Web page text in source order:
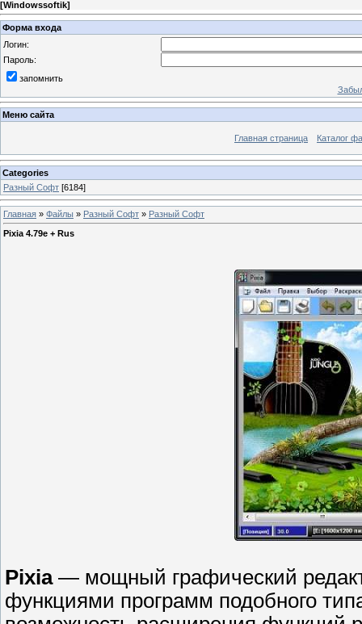
[Windowssoftik]
Форма входа
Логин:
Пароль:
запомнить
Меню сайта
Главная страница Каталог
Categories
Разный Софт [6184]
Главная » Файлы » Разный Софт » Разный Софт
Pixia 4.79e + Rus
Pixia — мощный графический
функциями программ подобного